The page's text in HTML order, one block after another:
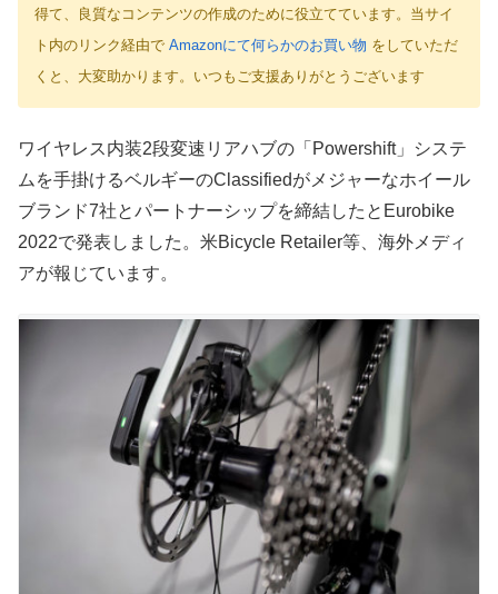
得て、良質なコンテンツの作成のために役立てています。当サイ
ト内のリンク経由で Amazonにて何らかのお買い物 をしていただ
くと、大変助かります。いつもご支援ありがとうございます
ワイヤレス内装2段変速リアハブの「Powershift」システ
ムを手掛けるベルギーのClassifiedがメジャーなホイール
ブランド7社とパートナーシップを締結したとEurobike
2022で発表しました。米Bicycle Retailer等、海外メディ
アが報じています。